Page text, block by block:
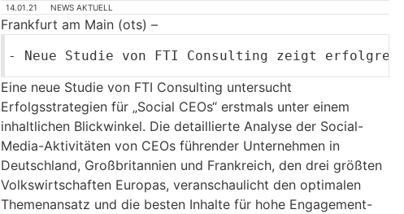
14.01.21 NEWS AKTUELL
Frankfurt am Main (ots) –
- Neue Studie von FTI Consulting zeigt
Eine neue Studie von FTI Consulting untersucht
Erfolgsstrategien für „Social CEOs“ erstmals unter einem
inhaltlichen Blickwinkel. Die detaillierte Analyse der Social-
Media-Aktivitäten von CEOs führender Unternehmen in
Deutschland, Großbritannien und Frankreich, den drei größten
Volkswirtschaften Europas, veranschaulicht den optimalen
Themenansatz und die besten Inhalte für hohe Engagement-